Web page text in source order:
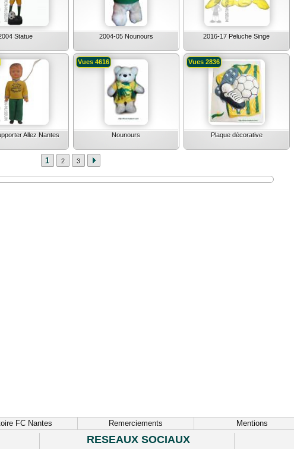
Statue 2004-05 Nounours 2016-17 Peluche Singe
Allez Nantes Nounours
Vues 4616
Plaque décorative
Vues 2836
1 2 3
FC Nantes Remerciements Mentions
RESEAUX SOCIAUX